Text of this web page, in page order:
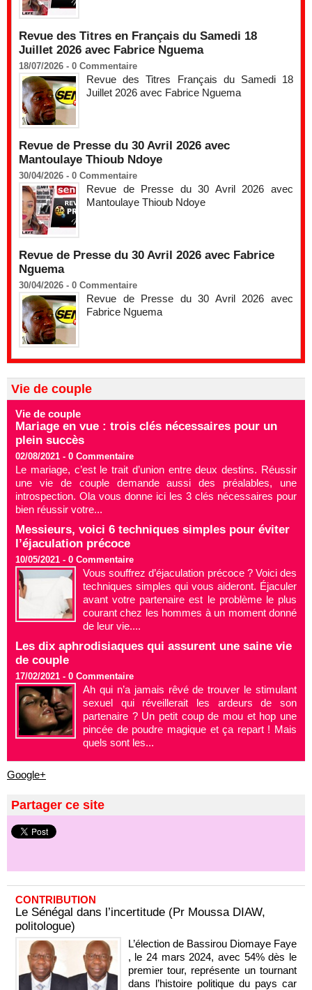
Revue des Titres en Français du Samedi 18
Juillet 2026 avec Fabrice Nguema
18/07/2026 - 0 Commentaire
Revue des Titres Français du Samedi 18
Juillet 2026 avec Fabrice Nguema
Revue de Presse du 30 Avril 2026 avec
Mantoulaye Thioub Ndoye
30/04/2026 - 0 Commentaire
Revue de Presse du 30 Avril 2026 avec
Mantoulaye Thioub Ndoye
Revue de Presse du 30 Avril 2026 avec Fabrice
Nguema
30/04/2026 - 0 Commentaire
Revue de Presse du 30 Avril 2026 avec
Fabrice Nguema
Vie de couple
Vie de couple
Mariage en vue : trois clés nécessaires pour un
plein succès
02/08/2021 - 0 Commentaire
Le mariage, c’est le trait d’union entre deux destins. Réussir
une vie de couple demande aussi des préalables, une
introspection. Ola vous donne ici les 3 clés nécessaires pour
bien réussir votre...
Messieurs, voici 6 techniques simples pour éviter
l’éjaculation précoce
10/05/2021 - 0 Commentaire
Vous souffrez d’éjaculation précoce ? Voici des
techniques simples qui vous aideront. Éjaculer
avant votre partenaire est le problème le plus
courant chez les hommes à un moment donné
de leur vie....
Les dix aphrodisiaques qui assurent une saine vie
de couple
17/02/2021 - 0 Commentaire
Ah qui n’a jamais rêvé de trouver le stimulant
sexuel qui réveillerait les ardeurs de son
partenaire ? Un petit coup de mou et hop une
pincée de poudre magique et ça repart ! Mais
quels sont les...
Google+
Partager ce site
CONTRIBUTION
Le Sénégal dans l’incertitude (Pr Moussa DIAW,
politologue)
L’élection de Bassirou Diomaye Faye
, le 24 mars 2024, avec 54% dès le
premier tour, représente un tournant
dans l’histoire politique du pays car